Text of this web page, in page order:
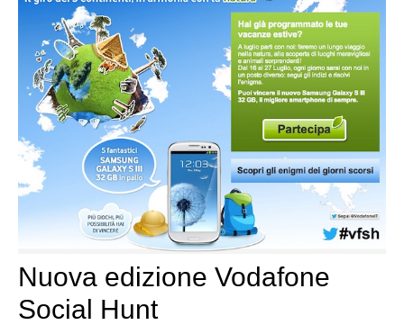
Nuova edizione Vodafone
Social Hunt